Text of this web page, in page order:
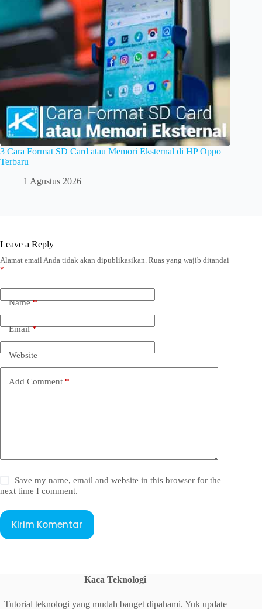
3 Cara Format SD Card atau Memori Eksternal di HP Oppo
Terbaru
1 Agustus 2026
Leave a Reply
Alamat email Anda tidak akan dipublikasikan. Ruas yang wajib ditandai
*
Name*
Email*
Website
Add Comment *
Save my name, email and website in this browser for the
next time I comment.
Kirim Komentar
Kaca Teknologi
Tutorial teknologi yang mudah banget dipahami. Yuk update